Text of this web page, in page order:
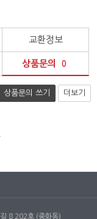
교환정보
상품문의 0
상품문의 쓰기 더보기
8 202호 (중화동)